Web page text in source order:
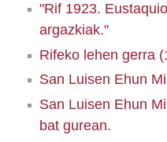
"Rif 1923.
argazkiak."
Rifeko lehen gerra
San Luisen Ehun
San Luisen Ehun
bat gurean.